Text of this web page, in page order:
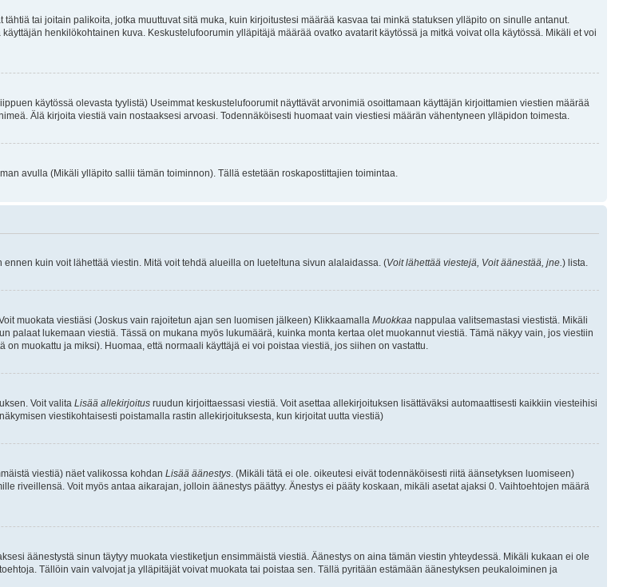
tai joitain palikoita, jotka muuttuvat sitä muka, kuin kirjoitustesi määrää kasvaa tai minkä statuksen ylläpito on sinulle antanut.
henkilökohtainen kuva. Keskustelufoorumin ylläpitäjä määrää ovatko avatarit käytössä ja mitkä voivat olla käytössä. Mikäli et voi
käytössä olevasta tyylistä) Useimmat keskustelufoorumit näyttävät arvonimiä osoittamaan käyttäjän kirjoittamien viestien määrää
Älä kirjoita viestiä vain nostaaksesi arvoasi. Todennäköisesti huomaat vain viestiesi määrän vähentyneen ylläpidon toimesta.
avulla (Mikäli ylläpito sallii tämän toiminnon). Tällä estetään roskapostittajien toimintaa.
kuin voit lähettää viestin. Mitä voit tehdä alueilla on lueteltuna sivun alalaidassa. (Voit lähettää viestejä, Voit äänestää, jne. ) lista.
muokata viestiäsi (Joskus vain rajoitetun ajan sen luomisen jälkeen) Klikkaamalla Muokkaa nappulaa valitsemastasi viestistä. Mikäli
lukemaan viestiä. Tässä on mukana myös lukumäärä, kuinka monta kertaa olet muokannut viestiä. Tämä näkyy vain, jos viestiin
muokattu ja miksi). Huomaa, että normaali käyttäjä ei voi poistaa viestiä, jos siihen on vastattu.
Voit valita Lisää allekirjoitus ruudun kirjoittaessasi viestiä. Voit asettaa allekirjoituksen lisättäväksi automaattisesti kaikkiin viesteihisi
viestikohtaisesti poistamalla rastin allekirjoituksesta, kun kirjoitat uutta viestiä)
viestiä) näet valikossa kohdan Lisää äänestys . (Mikäli tätä ei ole. oikeutesi eivät todennäköisesti riitä äänsetyksen luomiseen)
riveillensä. Voit myös antaa aikarajan, jolloin äänestys päättyy. Änestys ei pääty koskaan, mikäli asetat ajaksi 0. Vaihtoehtojen määrä
äänestystä sinun täytyy muokata viestiketjun ensimmäistä viestiä. Äänestys on aina tämän viestin yhteydessä. Mikäli kukaan ei ole
Tällöin vain valvojat ja ylläpitäjät voivat muokata tai poistaa sen. Tällä pyritään estämään äänestyksen peukaloiminen ja